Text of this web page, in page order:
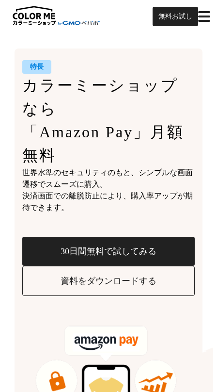
無料お試し
特長
カラーミーショップ
なら
「Amazon Pay」月額
無料
世界水準のセキュリティのもと、シンプルな画面
遷移でスムーズに購入。
決済画面での離脱防止により、購入率アップが期
待できます。
30日間無料で試してみる
資料をダウンロードする